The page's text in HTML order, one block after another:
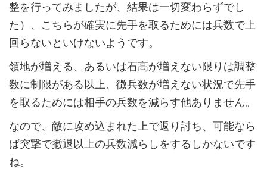
整を行ってみましたが、結果は一切変わらずでし
た）、こちらが確実に先手を取るためには兵数で上
回らないといけないようです。
領地が増える、あるいは石高が増えない限りは調整
数に制限がある以上、徴兵数が増えない状況で先手
を取るためには相手の兵数を減らす他ありません。
なので、敵に攻め込まれた上で返り討ち、可能なら
ば突撃で撤退以上の兵数減らしをするしかないです
ね。